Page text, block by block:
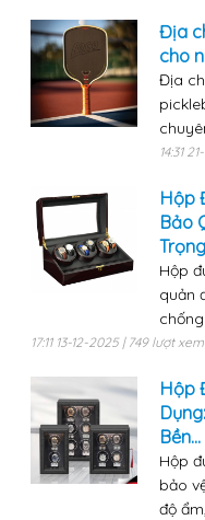
Địa
cho
Địa
14:31
Hộp
Bảo
Trọng
Hộp
quản
chống
17:11 13-12-2025 | 749 lượt xem
Hộp
Bền...
Hộp
bảo
độ